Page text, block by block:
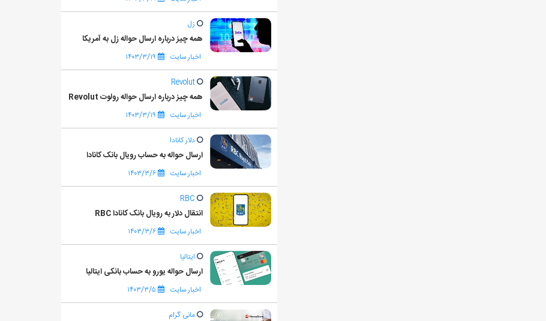
زل
همه چیز درباره ارسال حواله زل به آمریکا
اخبار سایت ۱۴۰۳/۳/۱۹
Revolut
همه چیز درباره ارسال حواله رولوت Revolut
اخبار سایت ۱۴۰۳/۳/۱۹
دلار کانادا
ارسال حواله به حساب رویال بانک کانادا
اخبار سایت ۱۴۰۳/۳/۶
RBC
انتقال دلار به رویال بانک کانادا RBC
اخبار سایت ۱۴۰۳/۳/۶
ایتالیا
ارسال حواله یورو به حساب بانکی ایتالیا
اخبار سایت ۱۴۰۳/۳/۵
مانی گرام